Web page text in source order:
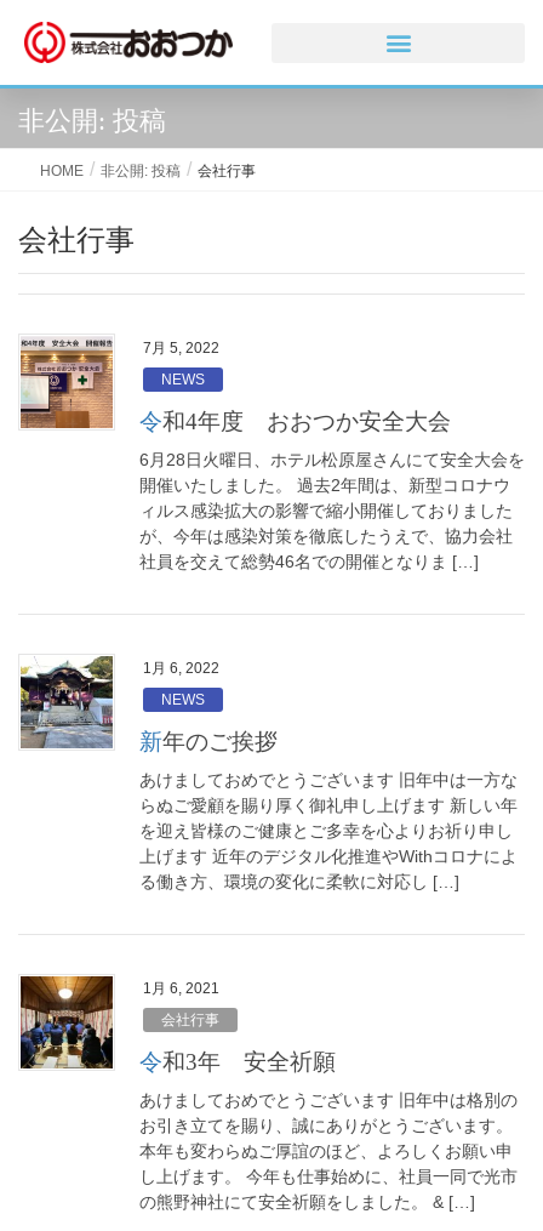
非公開: 投稿
HOME 非公開: 投稿 会社行事
会社行事
7月 5, 2022
NEWS
令和4年度 おおつか安全大会
6月28日火曜日、ホテル松原屋さんにて安全大会を
開催いたしました。 過去2年間は、新型コロナウ
ィルス感染拡大の影響で縮小開催しておりました
が、今年は感染対策を徹底したうえで、協力会社
社員を交えて総勢46名での開催となりま […]
1月 6, 2022
NEWS
新年のご挨拶
あけましておめでとうございます 旧年中は一方な
らぬご愛顧を賜り厚く御礼申し上げます 新しい年
を迎え皆様のご健康とご多幸を心よりお祈り申し
上げます 近年のデジタル化推進やWithコロナによ
る働き方、環境の変化に柔軟に対応し […]
1月 6, 2021
会社行事
令和3年 安全祈願
あけましておめでとうございます 旧年中は格別の
お引き立てを賜り、誠にありがとうございます。
本年も変わらぬご厚誼のほど、よろしくお願い申
し上げます。 今年も仕事始めに、社員一同で光市
の熊野神社にて安全祈願をしました。 & […]